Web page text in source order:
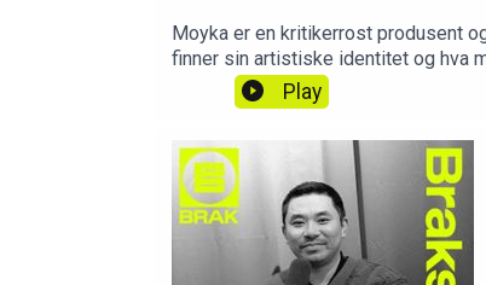
Moyka er en kritikerrost produsent
finner sin artistiske identitet og hva
Play